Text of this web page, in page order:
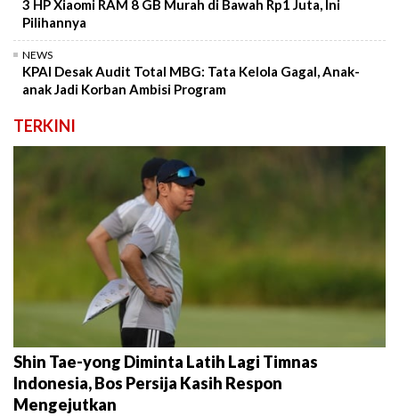
3 HP Xiaomi RAM 8 GB Murah di Bawah Rp1 Juta, Ini
Pilihannya
NEWS
KPAI Desak Audit Total MBG: Tata Kelola Gagal, Anak-
anak Jadi Korban Ambisi Program
TERKINI
Shin Tae-yong Diminta Latih Lagi Timnas
Indonesia, Bos Persija Kasih Respon
Mengejutkan